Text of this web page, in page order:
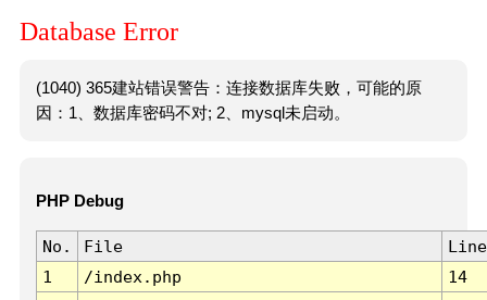
Database Error
(1040) 365建站错误警告：连接数据库失败，可能的原
因：1、数据库密码不对; 2、mysql未启动。
PHP Debug
No. File
Line
1
/index.php 14